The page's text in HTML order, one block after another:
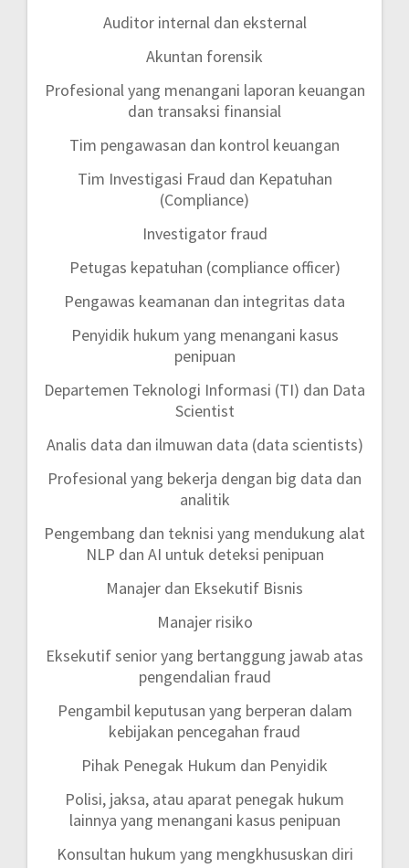
Auditor internal dan eksternal
Akuntan forensik
Profesional yang menangani laporan keuangan
dan transaksi finansial
Tim pengawasan dan kontrol keuangan
Tim Investigasi Fraud dan Kepatuhan
(Compliance)
Investigator fraud
Petugas kepatuhan (compliance officer)
Pengawas keamanan dan integritas data
Penyidik hukum yang menangani kasus
penipuan
Departemen Teknologi Informasi (TI) dan Data
Scientist
Analis data dan ilmuwan data (data scientists)
Profesional yang bekerja dengan big data dan
analitik
Pengembang dan teknisi yang mendukung alat
NLP dan AI untuk deteksi penipuan
Manajer dan Eksekutif Bisnis
Manajer risiko
Eksekutif senior yang bertanggung jawab atas
pengendalian fraud
Pengambil keputusan yang berperan dalam
kebijakan pencegahan fraud
Pihak Penegak Hukum dan Penyidik
Polisi, jaksa, atau aparat penegak hukum
lainnya yang menangani kasus penipuan
Konsultan hukum yang mengkhususkan diri